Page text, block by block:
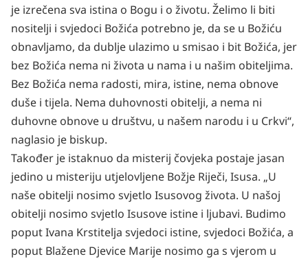
je izrečena sva istina o Bogu i o životu. Želimo li biti
nositelji i svjedoci Božića potrebno je, da se u Božiću
obnavljamo, da dublje ulazimo u smisao i bit Božića, jer
bez Božića nema ni života u nama i u našim obiteljima.
Bez Božića nema radosti, mira, istine, nema obnove
duše i tijela. Nema duhovnosti obitelji, a nema ni
duhovne obnove u društvu, u našem narodu i u Crkvi“,
naglasio je biskup.
Također je istaknuo da misterij čovjeka postaje jasan
jedino u misteriju utjelovljene Božje Riječi, Isusa. „U
naše obitelji nosimo svjetlo Isusovog života. U našoj
obitelji nosimo svjetlo Isusove istine i ljubavi. Budimo
poput Ivana Krstitelja svjedoci istine, svjedoci Božića, a
poput Blažene Djevice Marije nosimo ga s vjerom u